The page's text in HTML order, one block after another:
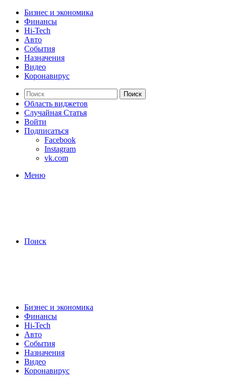
Бизнес и экономика
Финансы
Hi-Tech
Авто
События
Назначения
Видео
Коронавирус
Поиск
Область виджетов
Случайная Статья
Войти
Подписаться
Facebook
Instagram
vk.com
Меню
Поиск
Бизнес и экономика
Финансы
Hi-Tech
Авто
События
Назначения
Видео
Коронавирус